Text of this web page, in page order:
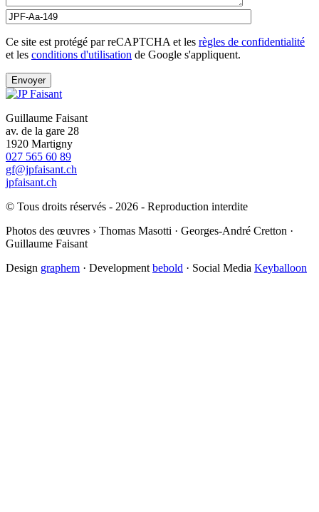
Ce site est protégé par reCAPTCHA et les règles de confidentialité
et les conditions d'utilisation de Google s'appliquent.
Guillaume Faisant
av. de la gare 28
1920 Martigny
027 565 60 89
gf@jpfaisant.ch
jpfaisant.ch
© Tous droits réservés - 2026 - Reproduction interdite
Photos des œuvres › Thomas Masotti · Georges-André Cretton ·
Guillaume Faisant
Design graphem · Development bebold · Social Media Keyballoon